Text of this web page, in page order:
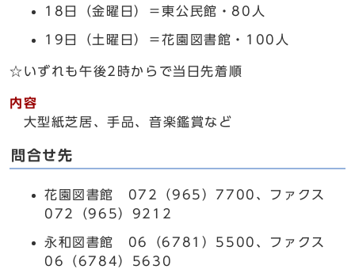
18日（金曜日）＝東公民館・80人
19日（土曜日）＝花園図書館・100人
☆いずれも午後2時からで当日先着順
内容
大型紙芝居、手品、音楽鑑賞など
問合せ先
花園図書館 072（965）7700、ファクス
072（965）9212
永和図書館 06（6781）5500、ファクス
06（6784）5630